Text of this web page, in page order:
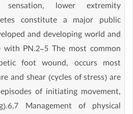
lower extremity
constitute a major public
and developing world and
PN.2-5 The most common
foot wound, occurs most
and shear (cycles of stress) are
of initiating movement,
Management of physical